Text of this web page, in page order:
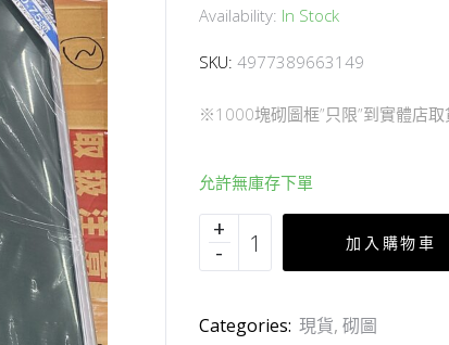
Availability: In Stock
SKU: 4977389663149
※1000塊砌圖框”只限”到實體店取
允許無庫存下單
加入購物車
Categories: 現貨, 砌圖